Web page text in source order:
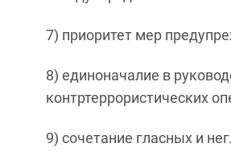
7) приоритет мер
8) единоначалие в
контртеррористических
9) сочетание гласных и